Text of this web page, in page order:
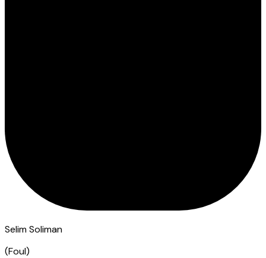
Selim Soliman
(Foul)